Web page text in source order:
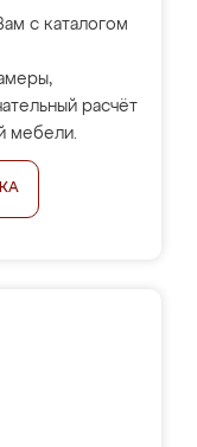
с каталогом
расчёт
мебели.